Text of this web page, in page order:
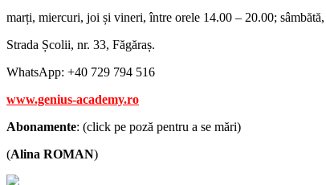
marți, miercuri, joi și vineri, între orele 14.00 – 20.00;
Strada Școlii, nr. 33, Făgăraș.
WhatsApp: +40 729 794 516
www.genius-academy.ro
Abonamente: (click pe poză pentru a se mări)
(Alina ROMAN)